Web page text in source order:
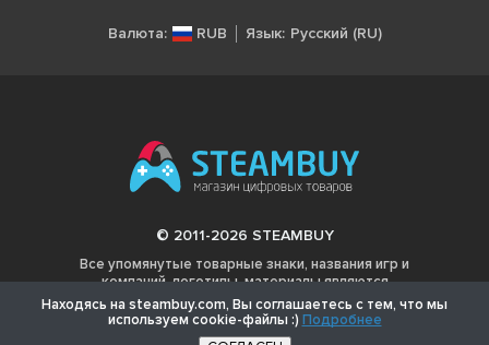
Валюта: RUB Язык: Русский (RU)
© 2011-2026 STEAMBUY
Все упомянутые товарные знаки, названия игр и
компаний, логотипы, материалы являются
собственностью соответствующих владельцев.
Находясь на steambuy.com, Вы соглашаетесь с тем, что мы
используем cookie-файлы :) Подробнее